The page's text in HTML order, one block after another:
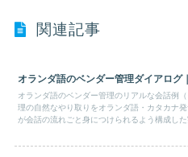
関連記事
オランダ語のベンダー管理ダイアログ
オランダ語のベンダー管理のリアルな会話例
理の自然なやり取りをオランダ語・カタカナ
が会話の流れごと身につけられるよう構成した